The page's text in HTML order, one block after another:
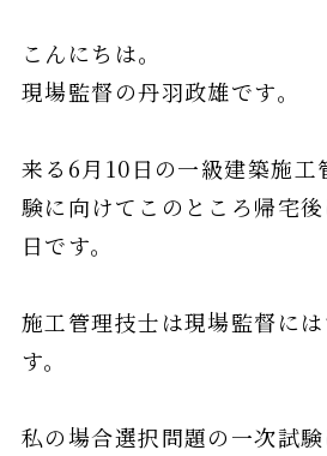
こんにちは。
現場監督の丹羽政雄です。
来る6月10日の一級建築施工
験に向けてこのところ帰宅
日です。
施工管理技士は現場監督に
す。
私の場合選択問題の一次試